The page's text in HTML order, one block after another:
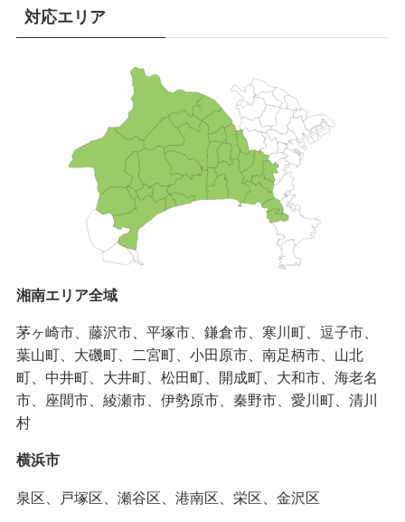
対応エリア
湘南エリア全域
茅ヶ崎市、藤沢市、平塚市、鎌倉市、寒川町、逗子市、
葉山町、大磯町、二宮町、小田原市、南足柄市、山北
町、中井町、大井町、松田町、開成町、大和市、海老名
市、座間市、綾瀬市、伊勢原市、秦野市、愛川町、清川
村
横浜市
泉区、戸塚区、瀬谷区、港南区、栄区、金沢区